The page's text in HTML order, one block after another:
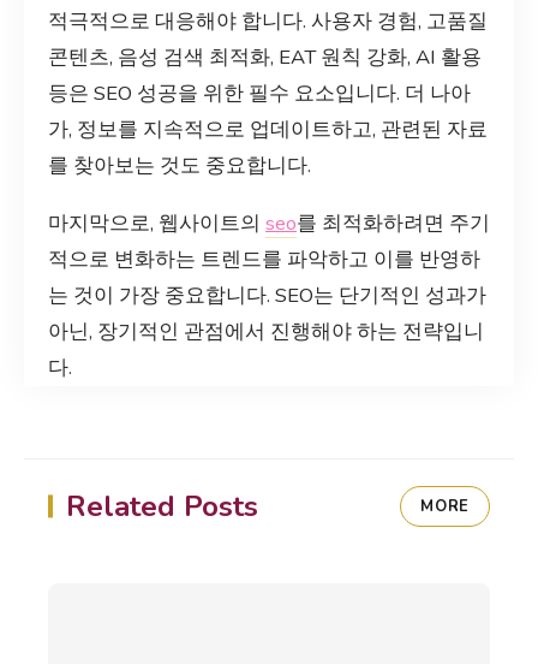
적극적으로 대응해야 합니다. 사용자 경험, 고품질
콘텐츠, 음성 검색 최적화, EAT 원칙 강화, AI 활용
등은 SEO 성공을 위한 필수 요소입니다. 더 나아
가, 정보를 지속적으로 업데이트하고, 관련된 자료
를 찾아보는 것도 중요합니다.
마지막으로, 웹사이트의 seo를 최적화하려면 주기
적으로 변화하는 트렌드를 파악하고 이를 반영하
는 것이 가장 중요합니다. SEO는 단기적인 성과가
아닌, 장기적인 관점에서 진행해야 하는 전략입니
다.
Related Posts MORE